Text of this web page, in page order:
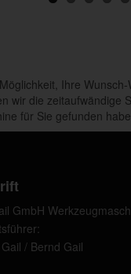
Markterfahrung.
Ihre
wir die
für Sie gefunden
GmbH
/ Bernd Gail